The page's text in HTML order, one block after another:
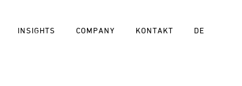
INSIGHTS COMPANY KONTAKT DE